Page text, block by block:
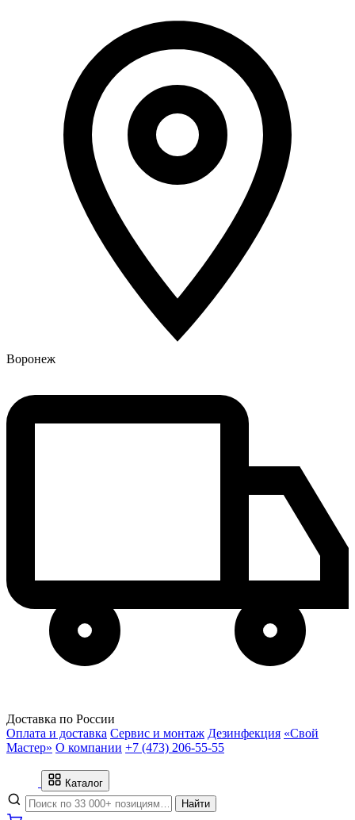
Воронеж
Доставка по России
Оплата и доставка Сервис и монтаж Дезинфекция «Свой
Мастер» О компании +7 (473) 206-55-55
Каталог
Найти